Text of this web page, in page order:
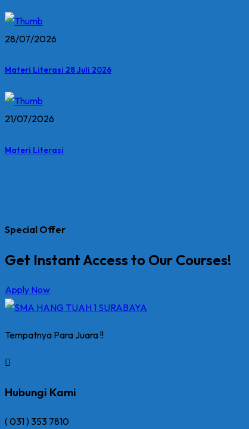
28/07/2026
Materi Literasi 28 Juli 2026
21/07/2026
Materi Literasi
Special Offer
Get Instant Access to Our Courses!
Apply Now
Tempatnya Para Juara !!
Hubungi Kami
( 031 ) 353 7810